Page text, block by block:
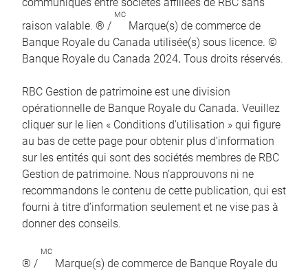
communiqués entre sociétés affiliées de RBC sans
raison valable. ® /
MC
Marque(s) de commerce de
Banque Royale du Canada utilisée(s) sous licence. ©
Banque Royale du Canada 2024. Tous droits réservés.
RBC Gestion de patrimoine est une division
opérationnelle de Banque Royale du Canada. Veuillez
cliquer sur le lien « Conditions d’utilisation » qui figure
au bas de cette page pour obtenir plus d’information
sur les entités qui sont des sociétés membres de RBC
Gestion de patrimoine. Nous n’approuvons ni ne
recommandons le contenu de cette publication, qui est
fourni à titre d’information seulement et ne vise pas à
donner des conseils.
® /
MC
Marque(s) de commerce de Banque Royale du